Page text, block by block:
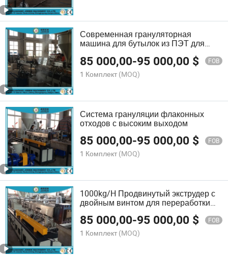
Современная грануляторная
машина для бутылок из ПЭТ для
85 000,00-95 000,00 $ FOB
1 Комплект (MOQ)
Система грануляции флаконных
отходов с высоким выходом
85 000,00-95 000,00 $ FOB
1 Комплект (MOQ)
1000kg/H Продвинутый экструдер с
двойным винтом для переработки
пластика для бутылок и хлопьев из
ПЭТ
85 000,00-95 000,00 $ FOB
1 Комплект (MOQ)